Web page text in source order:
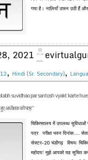
गया है। नालियाँ उफन उठी हैं
2021
, Hindi (Sr. Secondary),
suvidhao par santosh vyakt karte hue
अधीक्षक को पत्र”
चिकित्सालय में उपलब्ध
पत्र परीक्षा भवन दिनांक…. सेवा
सेक्टर-20 चंडीगढ़ विषयः
महोदय! मुझे आपको यह सूचित